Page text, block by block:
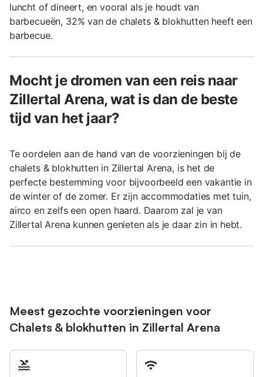
luncht of dineert, en vooral als je houdt van
barbecueën, 32% van de chalets & blokhutten heeft een
barbecue.
Mocht je dromen van een reis naar
Zillertal Arena, wat is dan de beste
tijd van het jaar?
Te oordelen aan de hand van de voorzieningen bij de
chalets & blokhutten in Zillertal Arena, is het de
perfecte bestemming voor bijvoorbeeld een vakantie in
de winter of de zomer. Er zijn accommodaties met tuin,
airco en zelfs een open haard. Daarom zal je van
Zillertal Arena kunnen genieten als je daar zin in hebt.
Meest gezochte voorzieningen voor
Chalets & blokhutten in Zillertal Arena